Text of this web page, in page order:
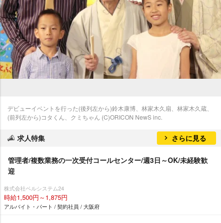
デビューイベントを行った(後列左から)鈴木康博、林家木久扇、林家木久蔵、
(前列左から)コタくん、クミちゃん (C)ORICON NewS inc.
求人特集 さらに見る
管理者/複数業務の一次受付コールセンター/週3日～OK/未経験歓
迎
株式会社ベルシステム24
時給1,500円～1,875円
アルバイト・パート / 契約社員 / 大阪府